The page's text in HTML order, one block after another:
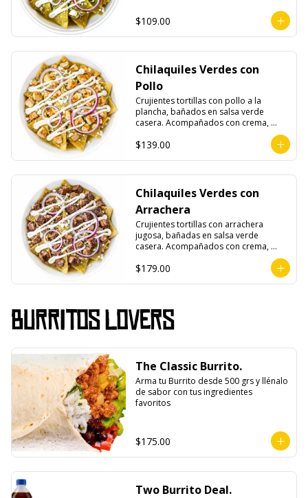
$109.00
Chilaquiles Verdes con
Pollo
Crujientes tortillas con pollo a la
plancha, bañados en salsa verde
casera. Acompañados con crema,
$139.00
Chilaquiles Verdes con
Arrachera
Crujientes tortillas con arrachera
jugosa, bañadas en salsa verde
casera. Acompañados con crema,
$179.00
Burritos Lovers
The Classic Burrito.
Arma tu Burrito desde 500 grs y llénalo
de sabor con tus ingredientes
favoritos
$175.00
Two Burrito Deal.